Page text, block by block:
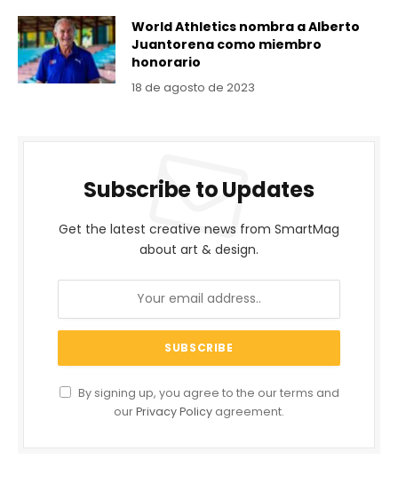
World Athletics nombra a Alberto
Juantorena como miembro
honorario
18 de agosto de 2023
Subscribe to Updates
Get the latest creative news from SmartMag
about art & design.
By signing up, you agree to the our terms and
ourPrivacy Policy agreement.